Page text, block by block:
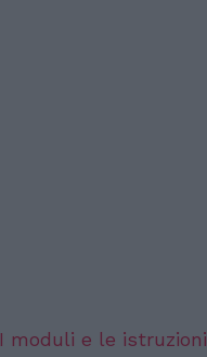
I moduli e le istruzioni